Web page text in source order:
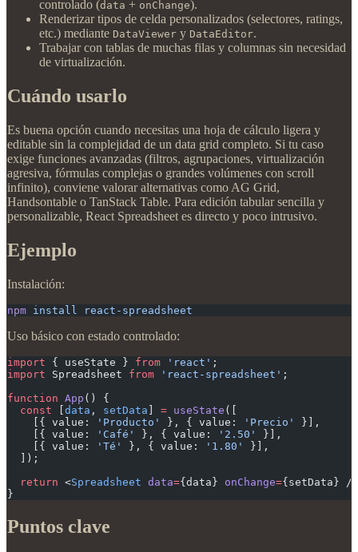
controlado (data + onChange).
Renderizar tipos de celda personalizados (selectores, ratings,
etc.) mediante DataViewer y DataEditor.
Trabajar con tablas de muchas filas y columnas sin necesidad
de virtualización.
Cuándo usarlo
Es buena opción cuando necesitas una hoja de cálculo ligera y
editable sin la complejidad de un data grid completo. Si tu caso
exige funciones avanzadas (filtros, agrupaciones, virtualización
agresiva, fórmulas complejas o grandes volúmenes con scroll
infinito), conviene valorar alternativas como AG Grid,
Handsontable o TanStack Table. Para edición tabular sencilla y
personalizable, React Spreadsheet es directo y poco intrusivo.
Ejemplo
Instalación:
npm install react-spreadsheet
Uso básico con estado controlado:
import { useState } from 'react' ;
import Spreadsheet from 'react-spreadsheet' ;
function App () {
  const
data , setData = useState ([
    [{ value:
'Producto' }, { value: 'Precio'
}],
    [{ value:
'Café' }, { value: '2.50'
}],
    [{ value:
'Té' }, { value: '1.80'
}],
  ]);
  return
<Spreadsheet data={data} onChange={setData} /
}
Puntos clave